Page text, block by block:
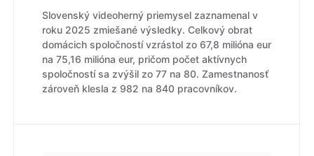
Slovenský videoherný priemysel zaznamenal v
roku 2025 zmiešané výsledky. Celkový obrat
domácich spoločností vzrástol zo 67,8 milióna eur
na 75,16 milióna eur, pričom počet aktívnych
spoločností sa zvýšil zo 77 na 80. Zamestnanosť
zároveň klesla z 982 na 840 pracovníkov.